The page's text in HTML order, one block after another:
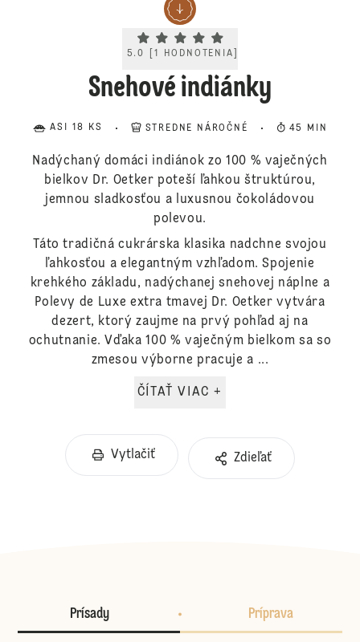
Current rating 5.0. Click to rate.
5.0 1 HODNOTENIA
Snehové indiánky
ASI 18 KS STREDNE NÁROČNÉ 45 MIN
Nadýchaný domáci indiánok zo 100 % vaječných
bielkov Dr. Oetker poteší ľahkou štruktúrou,
jemnou sladkosťou a luxusnou čokoládovou
polevou.
Táto tradičná cukrárska klasika nadchne svojou
ľahkosťou a elegantným vzhľadom. Spojenie
krehkého základu, nadýchanej snehovej náplne a
Polevy de Luxe extra tmavej Dr. Oetker vytvára
dezert, ktorý zaujme na prvý pohľad aj na
ochutnanie. Vďaka 100 % vaječným bielkom sa so
zmesou výborne pracuje a ...
ČÍTAŤ VIAC +
Vytlačiť Zdieľať
Prísady Príprava